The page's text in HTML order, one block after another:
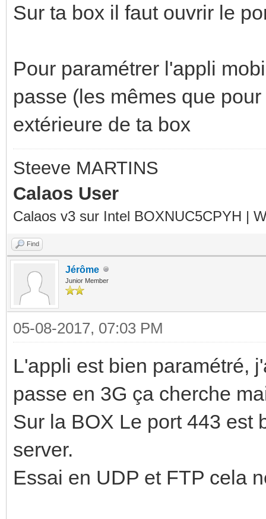
Sur ta box il faut ouvrir le
Pour paramétrer l'appli
passe (les mêmes que
extérieure de ta box
Steeve MARTINS
Calaos User
Calaos v3 sur Intel BOXNUC5CPYH |
Find
Jérôme
Junior Member
05-08-2017, 07:03 PM
L'appli est bien paramétré,
passe en 3G ça cherche
Sur la BOX Le port 443 est
server.
Essai en UDP et FTP cela